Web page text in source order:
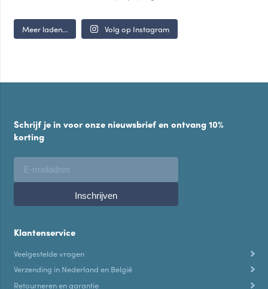
Meer laden... Volg op Instagram
Klantenservice
Veelgestelde vragen
Verzending in Nederland en België
Retourneren en garantie
Schrijf je in voor onze nieuwsbrief en ontvang 10%
korting